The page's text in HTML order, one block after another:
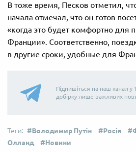
В тоже время, Песков отметил,
начала отмечал, что он готов
«когда это будет комфортно для
Франции». Соответственно,
в другие сроки, удобные для
Підпишіться на наш канал у
добірку лише важливих
Володимир Путін Росія
Олланд
Новини